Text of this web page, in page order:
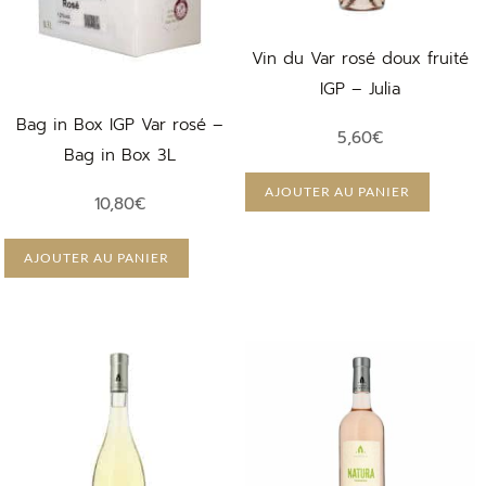
Bag in Box IGP Var rosé –
Bag in Box 3L
10,80€
AJOUTER AU PANIER
Vin du Var rosé doux fruité
IGP – Julia
5,60€
AJOUTER AU PANIER